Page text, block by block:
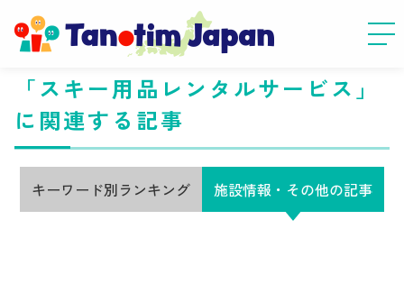
「スキー用品レンタルサービス」
に関連する記事
キーワード別ランキング 施設情報・その他の記事